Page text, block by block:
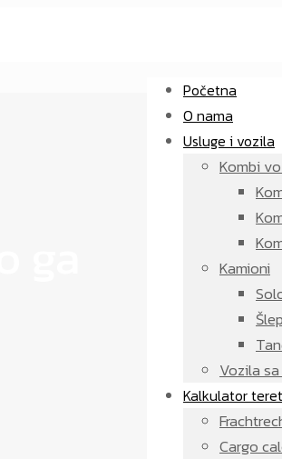
Početna
O nama
Usluge i vozila
Kombi
Kamioni
Vozila
Kalkulator
Cargo